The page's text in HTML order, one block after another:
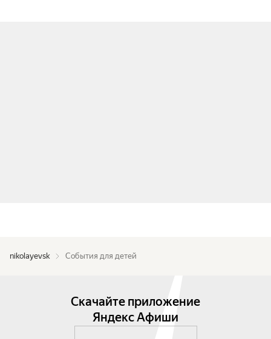
nikolayevsk События для детей
Скачайте приложение
Яндекс Афиши